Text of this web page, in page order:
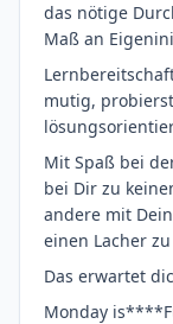
das nötige
Maß an
mutig,
Mit Spaß bei
bei Dir zu
andere mit
einen Lacher
Das erwartet
Monday